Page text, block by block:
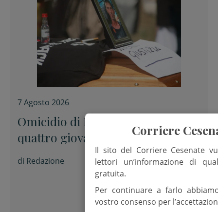
7 Agosto 2026
Omicidio di Pinarella, fermati
quattro giovani per la morte di
Nicola Musiani
di Redazione
Corriere
Il sito del Corriere Cesenate
lettori un’informazione di
gratuita.
Per continuare a farlo
vostro consenso per